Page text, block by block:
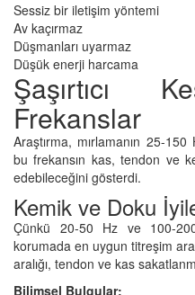
Sessiz bir iletişim yöntemi
Av kaçırmaz
Düşmanları uyarmaz
Düşük enerji harcama
Şaşırtıcı
Frekanslar
Araştırma, mırlamanın 25-
bu frekansın kas, tendon ve
edebileceğini gösterdi.
Kemik ve Doku
Çünkü 20-50 Hz ve 100-200
korumada en uygun titreşim
aralığı, tendon ve kas
Bilimsel Bulgular: